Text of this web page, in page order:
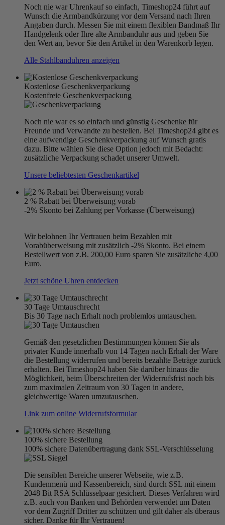
Noch nie war Uhrenkauf so einfach, Timeshop24 führt auf
Wunsch die Armbandkürzung vor dem Versand nach Ihren
Angaben durch. Messen Sie mit einem flexiblen Bandmaß Ihr
Handgelenk oder Ihre alte Armbanduhr aus und geben Sie
den Wert an, bevor Sie den Artikel in den Warenkorb legen.
Alle Stahlbanduhren anzeigen
Kostenlose Geschenkverpackung
Kostenfreie Geschenkverpackung
Noch nie war es so einfach und günstig Geschenke für
Freunde und Verwandte zu bestellen. Bei Timeshop24 gibt es
eine aufwendige Geschenkverpackung auf Wunsch gratis
dazu. Bitte wählen Sie diese Option jedoch mit Bedacht:
zusätzliche Verpackung schadet unserer Umwelt.
Unsere beliebtesten Geschenkartikel
2 % Rabatt bei Überweisung vorab
-2% Skonto bei Zahlung per Vorkasse (Überweisung)
Wir belohnen Ihr Vertrauen beim Bezahlen mit
Vorabüberweisung mit zusätzlich -2% Skonto. Bei einem
Bestellwert von z.B. 200,00 Euro sparen Sie zusätzliche 4,00
Euro.
Jetzt schöne Uhren entdecken
30 Tage Umtauschrecht
Bis 30 Tage nach Erhalt noch problemlos umtauschen.
Gemäß den gesetzlichen Bestimmungen können Sie als
privater Kunde innerhalb von 14 Tagen nach Erhalt der Ware
die Bestellung widerrufen und bereits bezahlte Beträge zurück
erhalten. Bei Timeshop24 haben Sie darüber hinaus die
Möglichkeit, beim Überschreiten der Widerrufsfrist noch bis
zum maximalen Zeitraum von 30 Tagen in andere,
gleichwertige Waren umzutauschen.
Link zum online Widerrufsformular
100% sichere Bestellung
100% sichere Datenübertragung dank SSL-Verschlüsselung
Die sensiblen Bereiche unserer Webseite, wie z.B.
Kundenmenü und Kassenbereich, sind durch SSL mit einem
2048 Bit RSA Schlüsselpaar gesichert. Dieses Verfahren wird
z.B. auch von Banken und Behörden verwendet um Daten
vor dem Zugriff Dritter zu schützen und gilt daher als überaus
sicher. Danke für Ihr Vertrauen!